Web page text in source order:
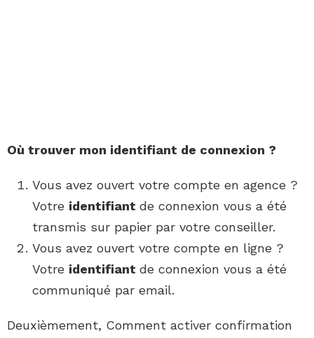
Où trouver mon identifiant de connexion ?
Vous avez ouvert votre compte en agence ?
Votre identifiant de connexion vous a été
transmis sur papier par votre conseiller.
Vous avez ouvert votre compte en ligne ?
Votre identifiant de connexion vous a été
communiqué par email.
Deuxièmement, Comment activer confirmation